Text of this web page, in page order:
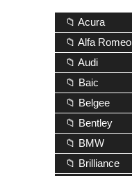
📁 Acura
📁 Alfa Romeo
📁 Audi
📁 Baic
📁 Belgee
📁 Bentley
📁 BMW
📁 Brilliance